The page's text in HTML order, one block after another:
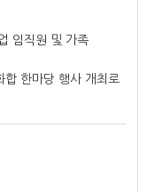
임직원 및 가족
합 한마당 행사 개최로